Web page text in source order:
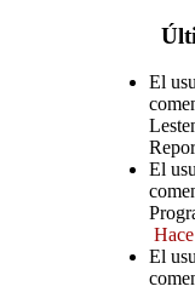
El
El
El